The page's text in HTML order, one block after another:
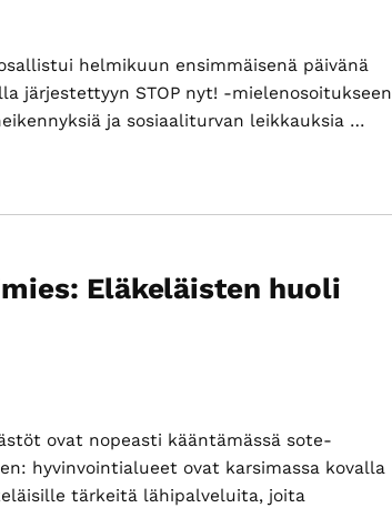
helmikuun ensimmäisenä päivänä
järjestettyyn STOP nyt! -mielenosoitukseen
ja sosiaaliturvan leikkauksia …
Eläkeläisten huoli
ovat nopeasti kääntämässä sote-
hyvinvointialueet ovat karsimassa kovalla
tärkeitä lähipalveluita, joita